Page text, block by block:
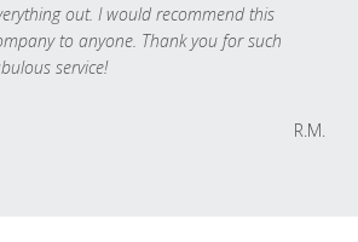
out. I would recommend this
to anyone. Thank you for such
service!
R.M.